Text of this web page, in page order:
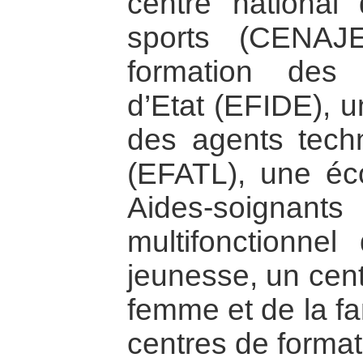
sports
formation des
d’Etat (EFIDE),
des agents
(EFATL), une
Aides-
jeunesse, un
femme et de la
centres de